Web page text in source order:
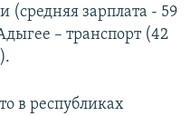
(средняя зарплата - 59
– транспорт (42
в республиках